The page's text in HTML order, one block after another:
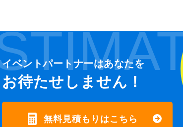
イベントパートナーはあなたを
お待たせしません！
無料見積もりはこちら